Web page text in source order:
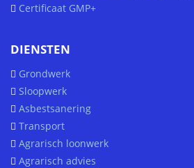
Certificaat GMP+
DIENSTEN
Grondwerk
Sloopwerk
Asbestsanering
Transport
Agrarisch loonwerk
Agrarisch advies